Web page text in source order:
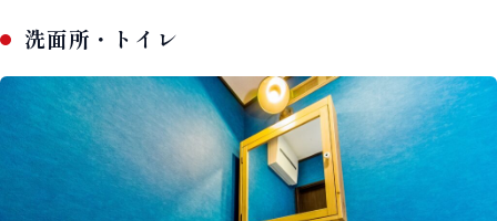
洗面所・トイレ